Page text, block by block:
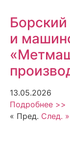
и
13.05.2026
Подробнее >>
« Пред. След. »